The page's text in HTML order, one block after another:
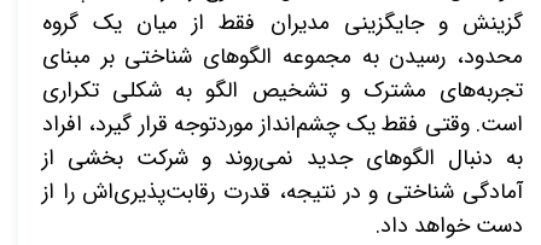
گزینش و جایگزینی مدیران فقط از میان یک گروه
محدود، رسیدن به مجموعه الگوهای شناختی بر مبنای
تجربه‌های مشترک و تشخیص الگو به شکلی تکراری
است. وقتی فقط یک چشم‌انداز موردتوجه قرار گیرد، افراد
به دنبال الگوهای جدید نمی‌روند و شرکت بخشی از
آمادگی شناختی و در نتیجه، قدرت رقابت‌پذیری‌اش را از
دست خواهد داد.